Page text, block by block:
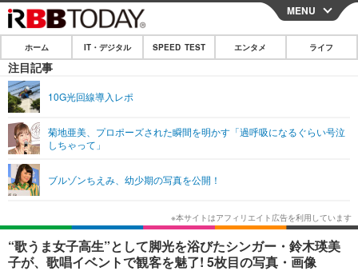
CLOSE
ホーム
IT・デジタル
ネタ
ショッピング
SPEED TEST
エンタメ
エンタメTOP
韓国・芸能
音楽 スポーツ
ライフ
ライフTOP グルメ
ペット ショッピング
リリース一覧
プッシュ通知の停止方法
MENU
ホーム IT・デジタル SPEED TEST エンタメ ライフ
注目記事
10G光回線導入レポ
菊地亜美、プロポーズされた瞬間を明かす「過呼吸になるぐらい号泣
しちゃって」
ブルゾンちえみ、幼少期の写真を公開！
“歌うま女子高生”として脚光を浴びたシンガー・鈴木瑛美
子が、歌唱イベントで観客を魅了! 5枚目の写真・画像